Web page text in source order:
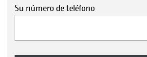
Su número de teléfono